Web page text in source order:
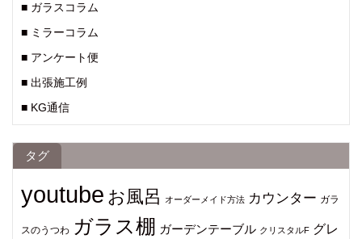
■ ガラスコラム
■ ミラーコラム
■ アンケート便
■ 出張施工例
■ KG通信
タグ
youtube お風呂 オーダーメイド方法 カウンター ガラ
スのうつわ ガラス棚 ガーデンテーブル クリスタルF グレ